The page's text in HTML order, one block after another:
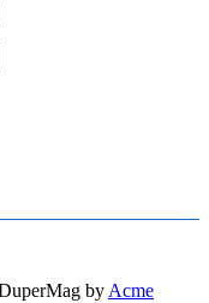
byAcme